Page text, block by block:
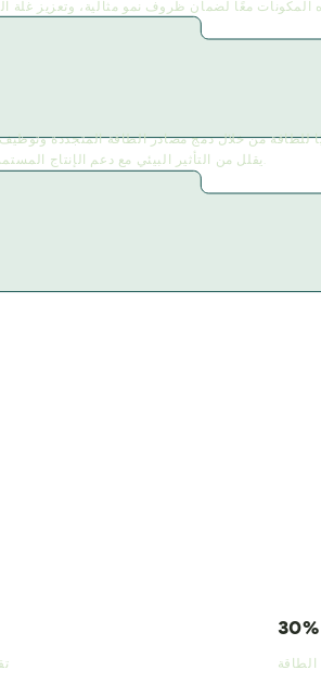
للطاقة من خلال دمج مصادر الطاقة المتجددة وتوظيف
30%
الطاقة